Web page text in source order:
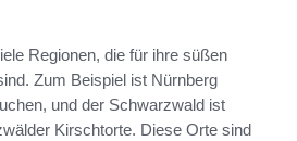
Regionen, die für ihre süßen
Zum Beispiel ist Nürnberg
und der Schwarzwald ist
Kirschtorte. Diese Orte sind